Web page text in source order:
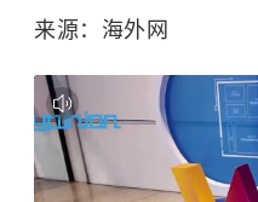
来源：海外网